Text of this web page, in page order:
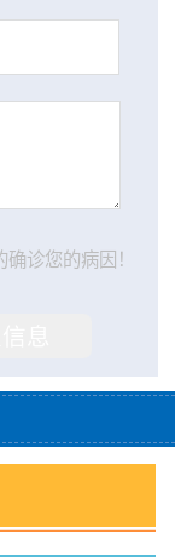
诊您的病因！